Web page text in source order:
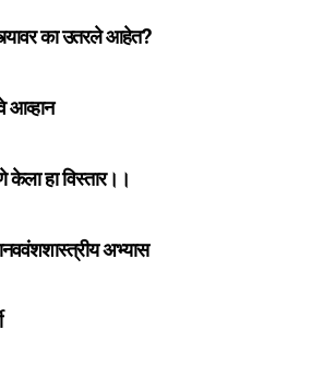
का उतरले आहेत?
आव्हान
केला हा विस्तार।।
अभ्यास